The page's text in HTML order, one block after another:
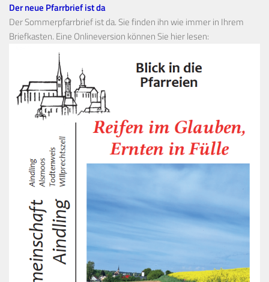
Der neue Pfarrbrief ist da
Der Sommerpfarrbrief ist da. Sie finden ihn wie immer in Ihrem
Briefkasten. Eine Onlineversion können Sie hier lesen: